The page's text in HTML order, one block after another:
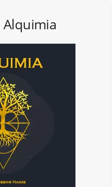
Alquimia